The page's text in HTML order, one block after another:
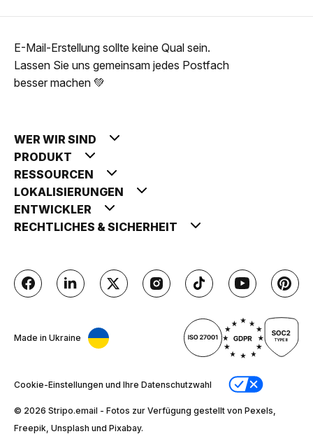
E-Mail-Erstellung sollte keine Qual sein.
Lassen Sie uns gemeinsam jedes Postfach
besser machen 💚
WER WIR SIND
PRODUKT
RESSOURCEN
LOKALISIERUNGEN
ENTWICKLER
RECHTLICHES & SICHERHEIT
Made in Ukraine
Cookie-Einstellungen und Ihre Datenschutzwahl
© 2026 Stripо.email - Fotos zur Verfügung gestellt von Pexels,
Freepik, Unsplash und Pixabay.